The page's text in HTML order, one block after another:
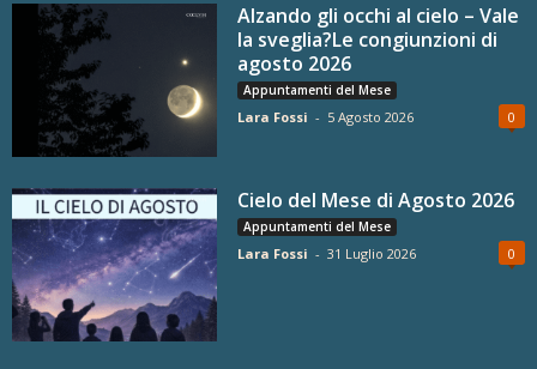
Alzando gli occhi al cielo – Vale
la sveglia?Le congiunzioni di
agosto 2026
Appuntamenti del Mese
Lara Fossi - 5 Agosto 2026 0
Cielo del Mese di Agosto 2026
Appuntamenti del Mese
Lara Fossi - 31 Luglio 2026 0